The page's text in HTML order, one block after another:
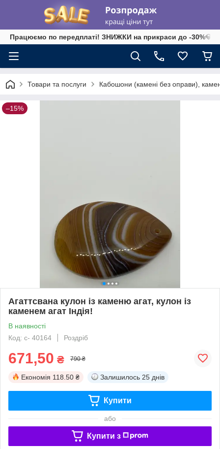
Працюємо по передплаті! ЗНИЖКИ на прикраси до -30%💎
Товари та послуги Кабошони (камені без оправи),
–15%
Агаттсвана кулон із каменю агат, кулон із
каменем агат Індія!
В наявності
Код: с- 40164
Роздріб
671,50 ₴ 790 ₴
Економія 118.50 ₴ Залишилось 25 днів
Купити
або
Купити з